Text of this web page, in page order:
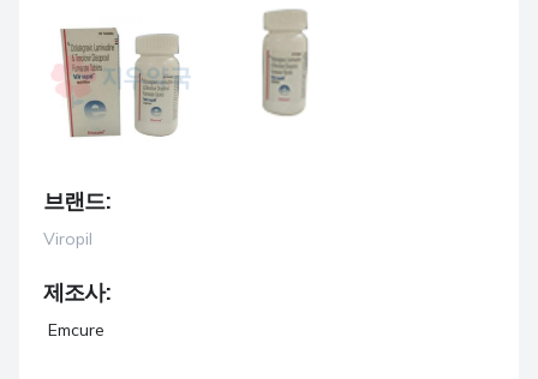
브랜드:
Viropil
제조사:
Emcure